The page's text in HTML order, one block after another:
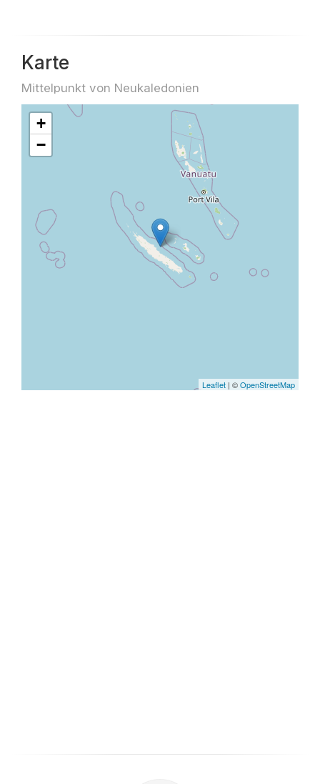
Karte
Mittelpunkt von Neukaledonien
+
−
Leaflet | ©OpenStreetMap